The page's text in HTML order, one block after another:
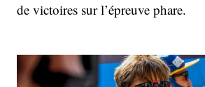
de victoires sur l’épreuve phare.